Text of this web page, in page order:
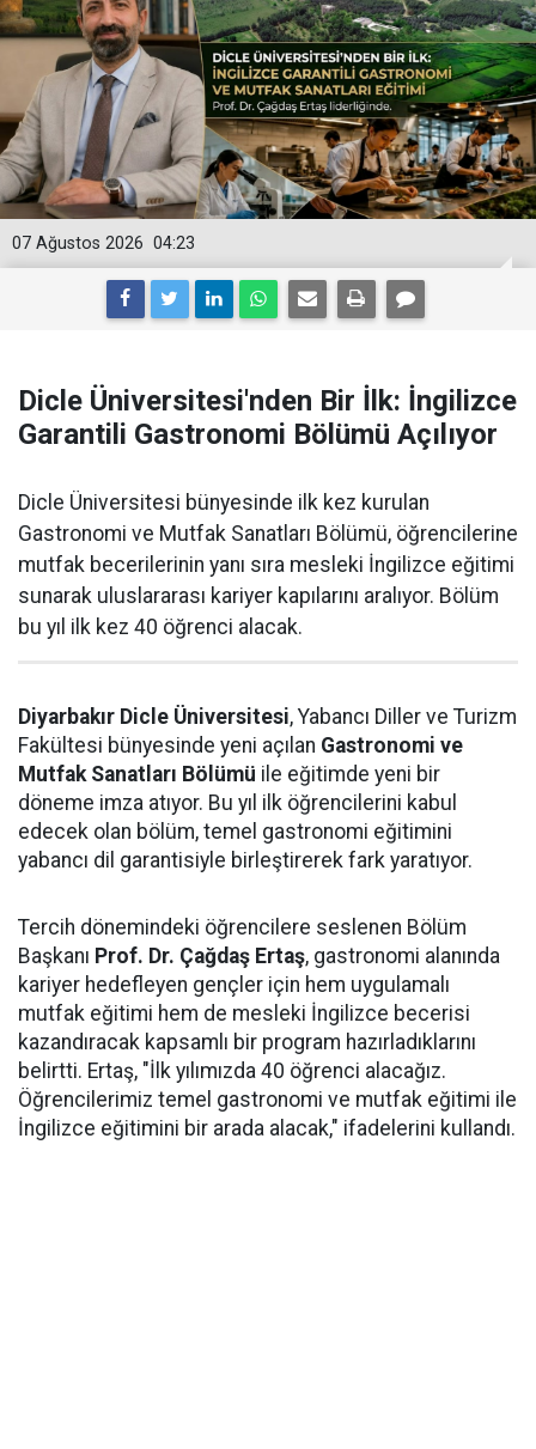
04:23
07 Ağustos 2026
Dicle Üniversitesi'nden Bir İlk: İngilizce
Garantili Gastronomi Bölümü Açılıyor
Dicle Üniversitesi bünyesinde ilk kez kurulan
Gastronomi ve Mutfak Sanatları Bölümü, öğrencilerine
mutfak becerilerinin yanı sıra mesleki İngilizce eğitimi
sunarak uluslararası kariyer kapılarını aralıyor. Bölüm
bu yıl ilk kez 40 öğrenci alacak.
Diyarbakır Dicle Üniversitesi, Yabancı Diller ve Turizm
Fakültesi bünyesinde yeni açılan Gastronomi ve
Mutfak Sanatları Bölümü ile eğitimde yeni bir
döneme imza atıyor. Bu yıl ilk öğrencilerini kabul
edecek olan bölüm, temel gastronomi eğitimini
yabancı dil garantisiyle birleştirerek fark yaratıyor.
Tercih dönemindeki öğrencilere seslenen Bölüm
Başkanı Prof. Dr. Çağdaş Ertaş, gastronomi alanında
kariyer hedefleyen gençler için hem uygulamalı
mutfak eğitimi hem de mesleki İngilizce becerisi
kazandıracak kapsamlı bir program hazırladıklarını
belirtti. Ertaş, "İlk yılımızda 40 öğrenci alacağız.
Öğrencilerimiz temel gastronomi ve mutfak eğitimi ile
İngilizce eğitimini bir arada alacak," ifadelerini kullandı.